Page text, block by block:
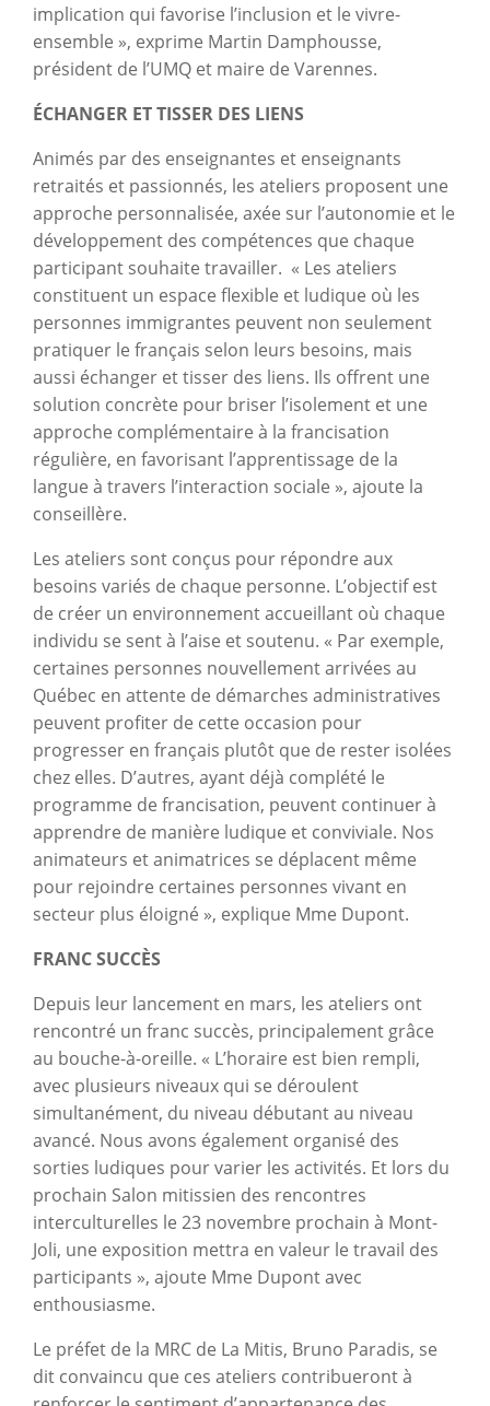
implication qui favorise l’inclusion et le vivre-
ensemble », exprime Martin Damphousse,
président de l’UMQ et maire de Varennes.
ÉCHANGER ET TISSER DES LIENS
Animés par des enseignantes et enseignants
retraités et passionnés, les ateliers proposent une
approche personnalisée, axée sur l’autonomie et le
développement des compétences que chaque
participant souhaite travailler. « Les ateliers
constituent un espace flexible et ludique où les
personnes immigrantes peuvent non seulement
pratiquer le français selon leurs besoins, mais
aussi échanger et tisser des liens. Ils offrent une
solution concrète pour briser l’isolement et une
approche complémentaire à la francisation
régulière, en favorisant l’apprentissage de la
langue à travers l’interaction sociale », ajoute la
conseillère.
Les ateliers sont conçus pour répondre aux
besoins variés de chaque personne. L’objectif est
de créer un environnement accueillant où chaque
individu se sent à l’aise et soutenu. « Par exemple,
certaines personnes nouvellement arrivées au
Québec en attente de démarches administratives
peuvent profiter de cette occasion pour
progresser en français plutôt que de rester isolées
chez elles. D’autres, ayant déjà complété le
programme de francisation, peuvent continuer à
apprendre de manière ludique et conviviale. Nos
animateurs et animatrices se déplacent même
pour rejoindre certaines personnes vivant en
secteur plus éloigné », explique Mme Dupont.
FRANC SUCCÈS
Depuis leur lancement en mars, les ateliers ont
rencontré un franc succès, principalement grâce
au bouche-à-oreille. « L’horaire est bien rempli,
avec plusieurs niveaux qui se déroulent
simultanément, du niveau débutant au niveau
avancé. Nous avons également organisé des
sorties ludiques pour varier les activités. Et lors du
prochain Salon mitissien des rencontres
interculturelles le 23 novembre prochain à Mont-
Joli, une exposition mettra en valeur le travail des
participants », ajoute Mme Dupont avec
enthousiasme.
Le préfet de la MRC de La Mitis, Bruno Paradis, se
dit convaincu que ces ateliers contribueront à